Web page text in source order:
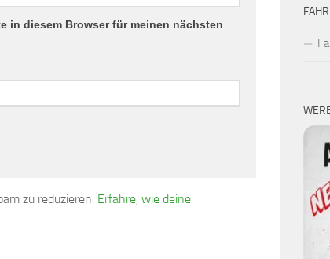
in diesem Browser für meinen nächsten
zu reduzieren. Erfahre, wie deine